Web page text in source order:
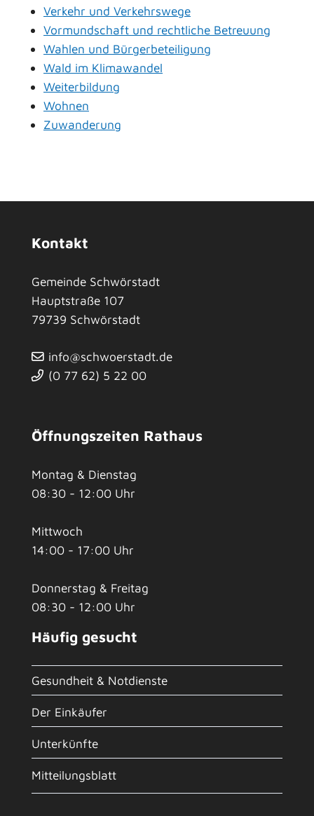
Verkehr und Verkehrswege
Vormundschaft und rechtliche Betreuung
Wahlen und Bürgerbeteiligung
Wald im Klimawandel
Weiterbildung
Wohnen
Zuwanderung
Kontakt
Gemeinde Schwörstadt
Hauptstraße 107
79739 Schwörstadt
info@schwoerstadt.de
(0 77 62) 5 22 00
Öffnungszeiten Rathaus
Montag & Dienstag
08:30 - 12:00 Uhr
Mittwoch
14:00 - 17:00 Uhr
Donnerstag & Freitag
08:30 - 12:00 Uhr
Häufig gesucht
Gesundheit & Notdienste
Der Einkäufer
Unterkünfte
Mitteilungsblatt